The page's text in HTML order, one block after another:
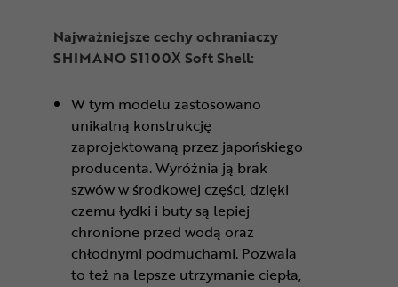
Najważniejsze cechy ochraniaczy
SHIMANO S1100X Soft Shell:
W tym modelu zastosowano
unikalną konstrukcję
zaprojektowaną przez japońskiego
producenta. Wyróżnia ją brak
szwów w środkowej części, dzięki
czemu łydki i buty są lepiej
chronione przed wodą oraz
chłodnymi podmuchami. Pozwala
to też na lepsze utrzymanie ciepła,